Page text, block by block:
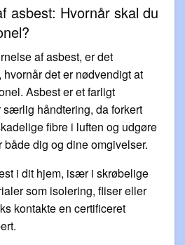
asbest: Hvornår skal du
af asbest, er det
det er nødvendigt at
Asbest er et farligt
håndtering, da forkert
fibre i luften og udgøre
dig og dine omgivelser.
i dit hjem, især i skrøbelige
som isolering, fliser eller
kontakte en certificeret